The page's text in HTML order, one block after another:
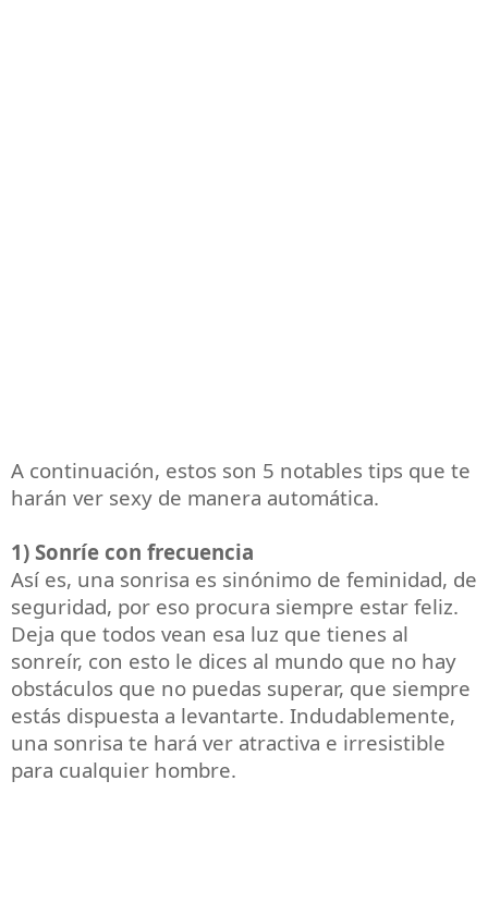
A continuación, estos son 5 notables tips que te
harán ver sexy de manera automática.
1) Sonríe con frecuencia
Así es, una sonrisa es sinónimo de feminidad, de
seguridad, por eso procura siempre estar feliz.
Deja que todos vean esa luz que tienes al
sonreír, con esto le dices al mundo que no hay
obstáculos que no puedas superar, que siempre
estás dispuesta a levantarte. Indudablemente,
una sonrisa te hará ver atractiva e irresistible
para cualquier hombre.